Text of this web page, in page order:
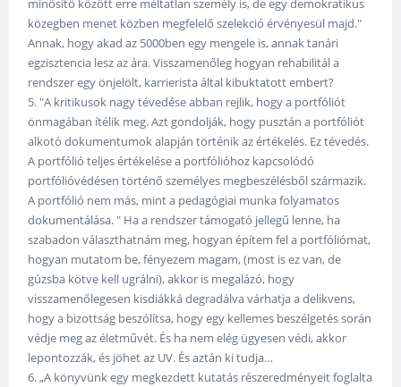
minősítő között erre méltatlan személy is, de egy demokratikus
közegben menet közben megfelelő szelekció érvényesül majd."
Annak, hogy akad az 5000ben egy mengele is, annak tanári
egzisztencia lesz az ára. Visszamenőleg hogyan rehabilitál a
rendszer egy önjelölt, karrierista által kibuktatott embert?
5. "A kritikusok nagy tévedése abban rejlik, hogy a portfóliót
önmagában ítélik meg. Azt gondolják, hogy pusztán a portfóliót
alkotó dokumentumok alapján történik az értékelés. Ez tévedés.
A portfólió teljes értékelése a portfólióhoz kapcsolódó
portfólióvédésen történő személyes megbeszélésből származik.
A portfólió nem más, mint a pedagógiai munka folyamatos
dokumentálása. " Ha a rendszer támogató jellegű lenne, ha
szabadon választhatnám meg, hogyan építem fel a portfóliómat,
hogyan mutatom be, fényezem magam, (most is ez van, de
gúzsba kötve kell ugrálni), akkor is megalázó, hogy
visszamenőlegesen kisdiákká degradálva várhatja a delikvens,
hogy a bizottság beszólítsa, hogy egy kellemes beszélgetés során
védje meg az életművét. És ha nem elég ügyesen védi, akkor
lepontozzák, és jöhet az UV. És aztán ki tudja…
6. „A könyvünk egy megkezdett kutatás részeredményeit foglalta